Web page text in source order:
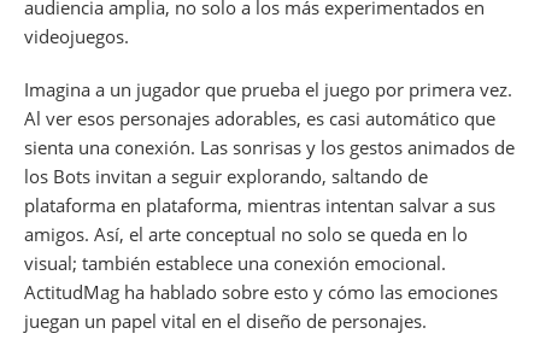
audiencia amplia, no solo a los más experimentados en
videojuegos.
Imagina a un jugador que prueba el juego por primera vez.
Al ver esos personajes adorables, es casi automático que
sienta una conexión. Las sonrisas y los gestos animados de
los Bots invitan a seguir explorando, saltando de
plataforma en plataforma, mientras intentan salvar a sus
amigos. Así, el arte conceptual no solo se queda en lo
visual; también establece una conexión emocional.
ActitudMag ha hablado sobre esto y cómo las emociones
juegan un papel vital en el diseño de personajes.